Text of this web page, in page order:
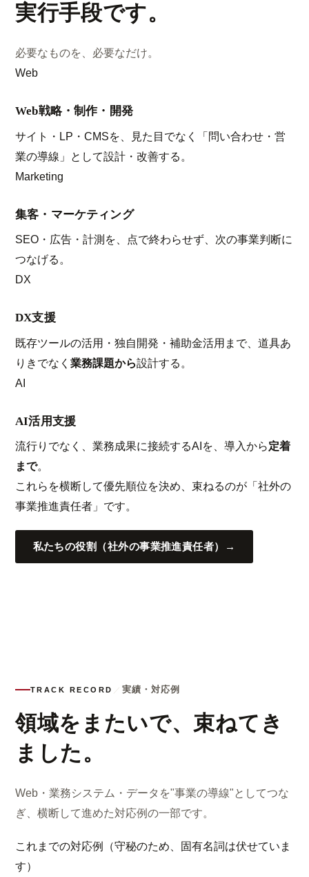
実行手段です。
必要なものを、必要なだけ。
Web
Web戦略・制作・開発
サイト・LP・CMSを、見た目でなく「問い合わせ・営
業の導線」として設計・改善する。
Marketing
集客・マーケティング
SEO・広告・計測を、点で終わらせず、次の事業判断に
つなげる。
DX
DX支援
既存ツールの活用・独自開発・補助金活用まで、道具あ
りきでなく 業務課題から設計する。
AI
AI活用支援
流行りでなく、業務成果に接続するAIを、導入から定着
まで。
これらを横断して優先順位を決め、束ねるのが「社外の
事業推進責任者」です。
私たちの役割（社外の事業推進責任者） →
TRACK RECORD ／実績・対応例
領域をまたいで、束ねてき
ました。
Web・業務システム・データを"事業の導線"としてつな
ぎ、横断して進めた対応例の一部です。
これまでの対応例（守秘のため、固有名詞は伏せていま
す）